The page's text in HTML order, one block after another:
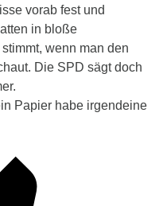
vorab fest und
in bloße
wenn man den
Die SPD sägt doch
Papier habe irgendeine